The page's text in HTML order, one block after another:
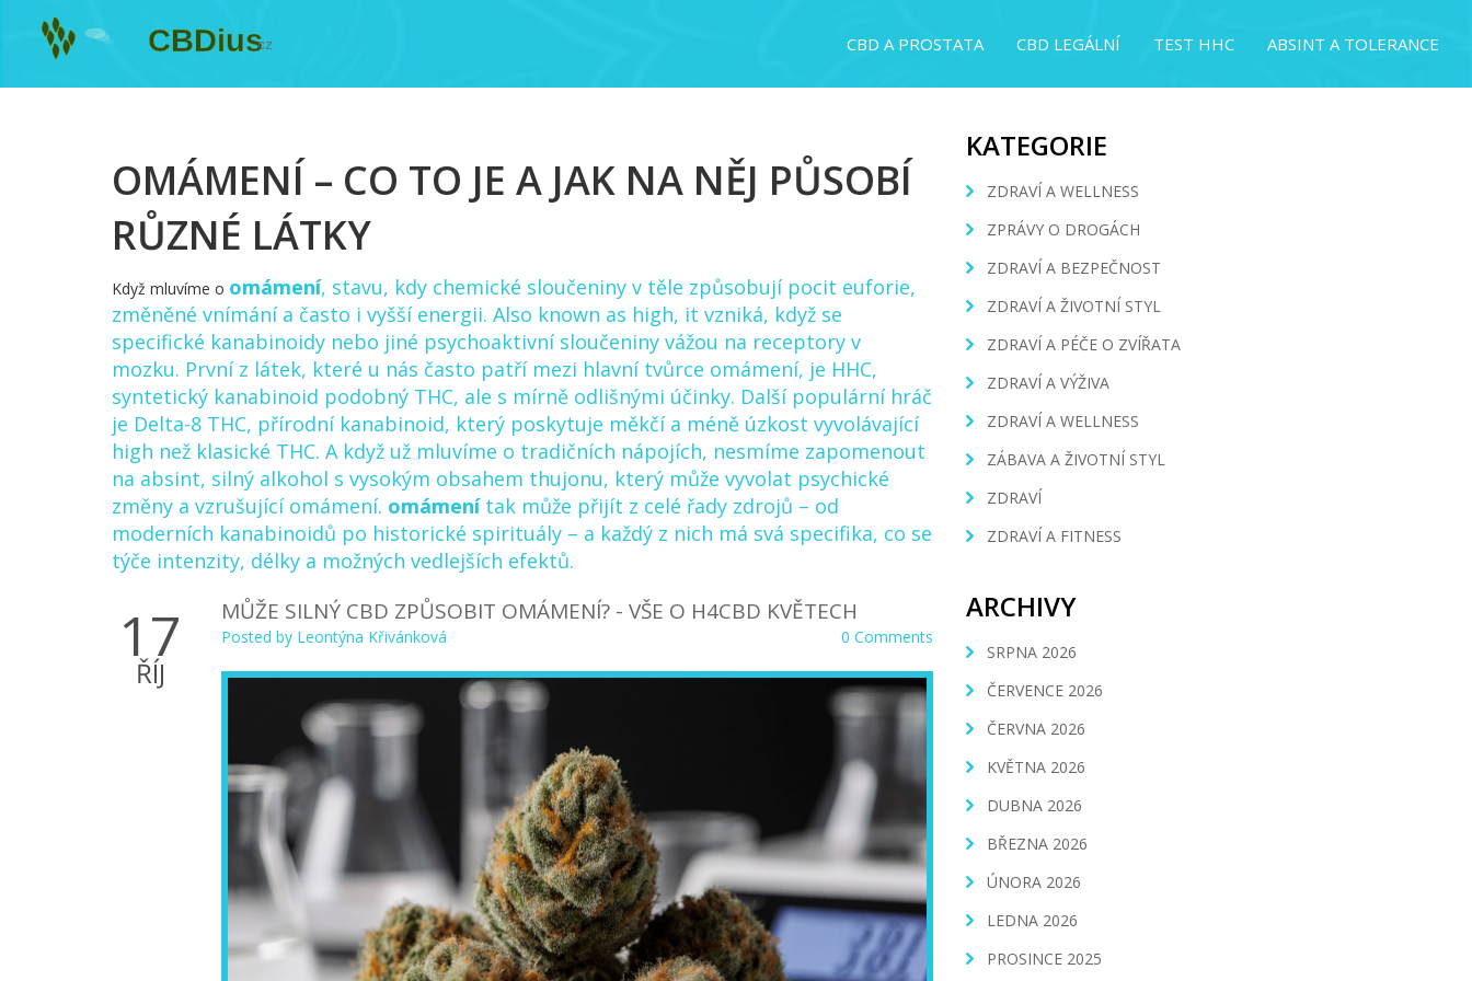
CBD A PROSTATA CBD LEGÁLNÍ TEST HHC ABSINT A TOLERANCE
OMÁMENÍ – CO TO JE A JAK NA NĚJ PŮSOBÍ
RŮZNÉ LÁTKY
Když mluvíme o omámení, stavu, kdy chemické sloučeniny v těle způsobují pocit euforie,
změněné vnímání a často i vyšší energii. Also known as high, it vzniká, když se
specifické kanabinoidy nebo jiné psychoaktivní sloučeniny vážou na receptory v
mozku. První z látek, které u nás často patří mezi hlavní tvůrce omámení, je HHC,
syntetický kanabinoid podobný THC, ale s mírně odlišnými účinky. Další populární hráč
je Delta-8 THC, přírodní kanabinoid, který poskytuje měkčí a méně úzkost vyvolávající
high než klasické THC. A když už mluvíme o tradičních nápojích, nesmíme zapomenout
na absint, silný alkohol s vysokým obsahem thujonu, který může vyvolat psychické
změny a vzrušující omámení. omámenítak může přijít z celé řady zdrojů – od
moderních kanabinoidů po historické spirituály – a každý z nich má svá specifika, co se
týče intenzity, délky a možných vedlejších efektů.
17
ŘÍJ
MŮŽE SILNÝ CBD ZPŮSOBIT OMÁMENÍ? - VŠE O H4CBD KVĚTECH
Posted by Leontýna Křivánková 0 Comments
KATEGORIE
ZDRAVÍ A WELLNESS
ZPRÁVY O DROGÁCH
ZDRAVÍ A BEZPEČNOST
ZDRAVÍ A ŽIVOTNÍ STYL
ZDRAVÍ A PÉČE O ZVÍŘATA
ZDRAVÍ A VÝŽIVA
ZDRAVÍ A WELLNESS
ZÁBAVA A ŽIVOTNÍ STYL
ZDRAVÍ
ZDRAVÍ A FITNESS
ARCHIVY
SRPNA 2026
ČERVENCE 2026
ČERVNA 2026
KVĚTNA 2026
DUBNA 2026
BŘEZNA 2026
ÚNORA 2026
LEDNA 2026
PROSINCE 2025